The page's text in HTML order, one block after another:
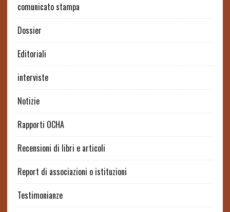
comunicato stampa
Dossier
Editoriali
interviste
Notizie
Rapporti OCHA
Recensioni di libri e articoli
Report di associazioni o istituzioni
Testimonianze